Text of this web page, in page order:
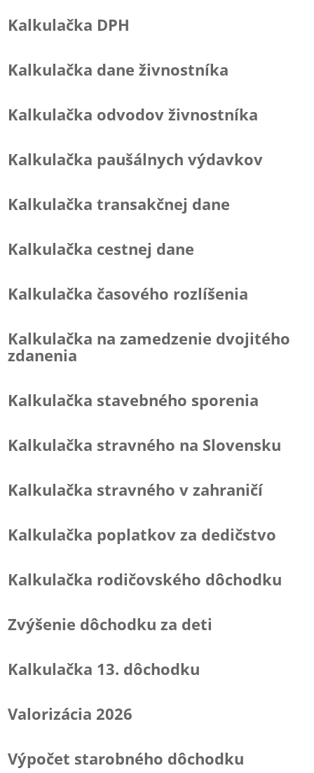
Kalkulačka DPH
Kalkulačka dane živnostníka
Kalkulačka odvodov živnostníka
Kalkulačka paušálnych výdavkov
Kalkulačka transakčnej dane
Kalkulačka cestnej dane
Kalkulačka časového rozlíšenia
Kalkulačka na zamedzenie dvojitého
zdanenia
Kalkulačka stavebného sporenia
Kalkulačka stravného na Slovensku
Kalkulačka stravného v zahraničí
Kalkulačka poplatkov za dedičstvo
Kalkulačka rodičovského dôchodku
Zvýšenie dôchodku za deti
Kalkulačka 13. dôchodku
Valorizácia 2026
Výpočet starobného dôchodku